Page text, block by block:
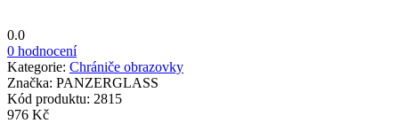
0.0
0 hodnocení
Kategorie: Chrániče obrazovky
Značka: PANZERGLASS
Kód produktu: 2815
976 Kč